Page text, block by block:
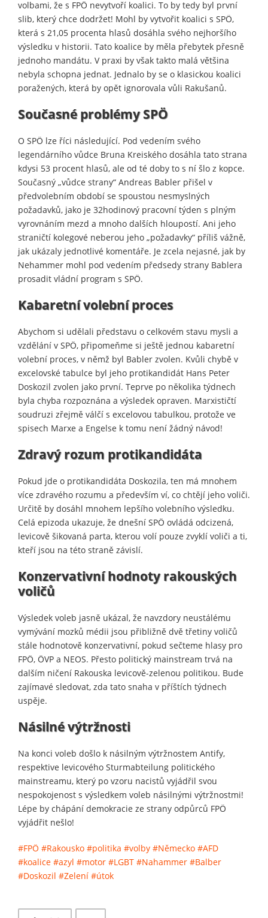
volbami, že s FPÖ nevytvoří koalici. To by tedy byl první
slib, který chce dodržet! Mohl by vytvořit koalici s SPÖ,
která s 21,05 procenta hlasů dosáhla svého nejhoršího
výsledku v historii. Tato koalice by měla přebytek přesně
jednoho mandátu. V praxi by však takto malá většina
nebyla schopna jednat. Jednalo by se o klasickou koalici
poražených, která by opět ignorovala vůli Rakušanů.
Současné problémy SPÖ
O SPÖ lze říci následující. Pod vedením svého
legendárního vůdce Bruna Kreiského dosáhla tato strana
kdysi 53 procent hlasů, ale od té doby to s ní šlo z kopce.
Současný „vůdce strany“ Andreas Babler přišel v
předvolebním období se spoustou nesmyslných
požadavků, jako je 32hodinový pracovní týden s plným
vyrovnáním mezd a mnoho dalších hloupostí. Ani jeho
straničtí kolegové neberou jeho „požadavky“ příliš vážně,
jak ukázaly jednotlivé komentáře. Je zcela nejasné, jak by
Nehammer mohl pod vedením předsedy strany Bablera
prosadit vládní program s SPÖ.
Kabaretní volební proces
Abychom si udělali představu o celkovém stavu mysli a
vzdělání v SPÖ, připomeňme si ještě jednou kabaretní
volební proces, v němž byl Babler zvolen. Kvůli chybě v
excelovské tabulce byl jeho protikandidát Hans Peter
Doskozil zvolen jako první. Teprve po několika týdnech
byla chyba rozpoznána a výsledek opraven. Marxističtí
soudruzi zřejmě válčí s excelovou tabulkou, protože ve
spisech Marxe a Engelse k tomu není žádný návod!
Zdravý rozum protikandidáta
Pokud jde o protikandidáta Doskozila, ten má mnohem
více zdravého rozumu a především ví, co chtějí jeho voliči.
Určitě by dosáhl mnohem lepšího volebního výsledku.
Celá epizoda ukazuje, že dnešní SPÖ ovládá odcizená,
levicově šikovaná parta, kterou volí pouze zvyklí voliči a ti,
kteří jsou na této straně závislí.
Konzervativní hodnoty rakouských
voličů
Výsledek voleb jasně ukázal, že navzdory neustálému
vymývání mozků médii jsou přibližně dvě třetiny voličů
stále hodnotově konzervativní, pokud sečteme hlasy pro
FPÖ, ÖVP a NEOS. Přesto politický mainstream trvá na
dalším ničení Rakouska levicově-zelenou politikou. Bude
zajímavé sledovat, zda tato snaha v příštích týdnech
uspěje.
Násilné výtržnosti
Na konci voleb došlo k násilným výtržnostem Antify,
respektive levicového Sturmabteilung politického
mainstreamu, který po vzoru nacistů vyjádřil svou
nespokojenost s výsledkem voleb násilnými výtržnostmi!
Lépe by chápání demokracie ze strany odpůrců FPÖ
vyjádřit nešlo!
#FPÖ #Rakousko #politika #volby #Německo #AFD
#koalice #azyl #motor #LGBT #Nahammer #Balber
#Doskozil #Zelení #útok